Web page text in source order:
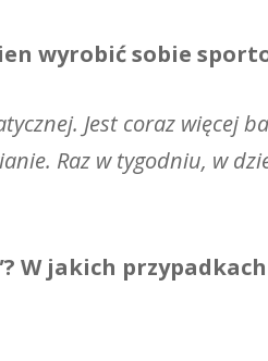
wyrobić sobie
Jest coraz więcej
Raz w tygodniu, w
W jakich